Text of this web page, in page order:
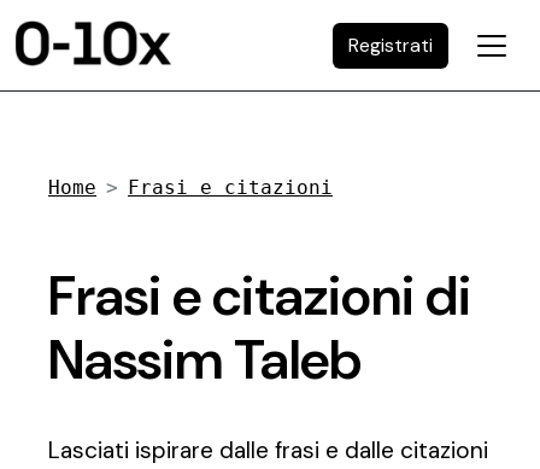
Registrati
Home Frasi e citazioni
Frasi e citazioni di
Nassim Taleb
Lasciati ispirare dalle frasi e dalle citazioni